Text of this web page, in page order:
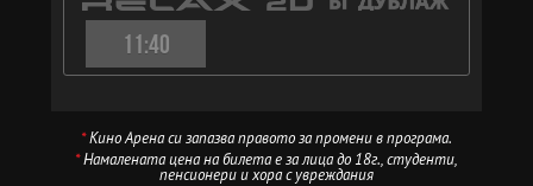
11:40
*Кино Арена си запазва правото за промени в програма.
*Намалената цена на билета е за лица до 18г., студенти,
пенсионери и хора с увреждания